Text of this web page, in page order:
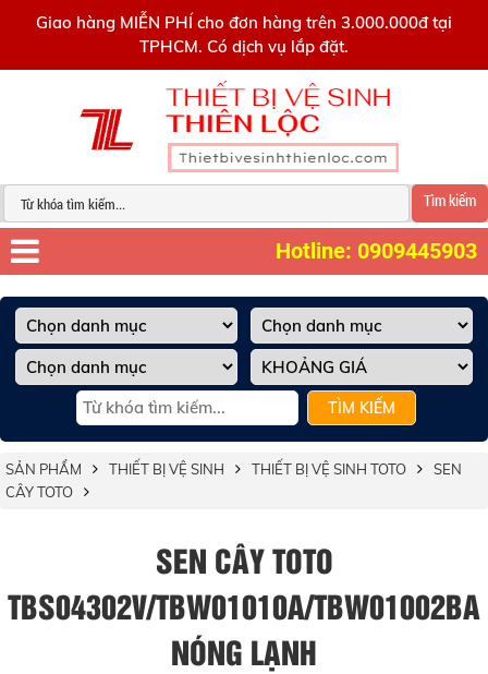
Giao hàng MIỄN PHÍ cho đơn hàng trên 3.000.000đ tại
TPHCM. Có dịch vụ lắp đặt.
Tìm kiếm
Hotline: 0909445903
TÌM KIẾM
SẢN PHẨM THIẾT BỊ VỆ SINH THIẾT BỊ VỆ SINH TOTO
SEN
CÂY TOTO
SEN CÂY TOTO
TBS04302V/TBW01010A/TBW01002BA
NÓNG LẠNH
0909445903